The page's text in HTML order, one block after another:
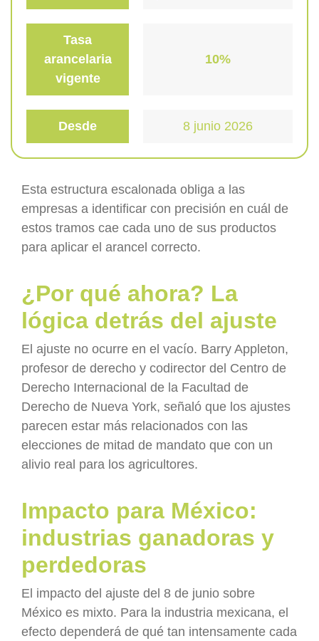
Tasa
arancelaria
vigente
10%
Desde 8 junio 2026
Esta estructura escalonada obliga a las
empresas a identificar con precisión en cuál de
estos tramos cae cada uno de sus productos
para aplicar el arancel correcto.
¿Por qué ahora? La
lógica detrás del ajuste
El ajuste no ocurre en el vacío. Barry Appleton,
profesor de derecho y codirector del Centro de
Derecho Internacional de la Facultad de
Derecho de Nueva York, señaló que los ajustes
parecen estar más relacionados con las
elecciones de mitad de mandato que con un
alivio real para los agricultores.
Impacto para México:
industrias ganadoras y
perdedoras
El impacto del ajuste del 8 de junio sobre
México es mixto. Para la industria mexicana, el
efecto dependerá de qué tan intensamente cada